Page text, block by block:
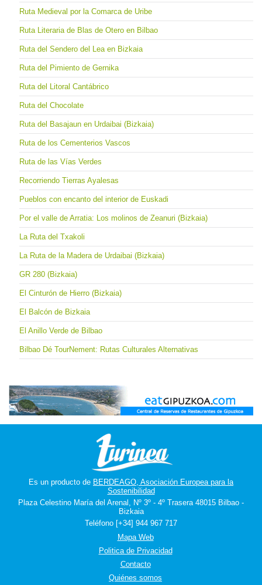
Ruta Medieval por la Comarca de Uribe
Ruta Literaria de Blas de Otero en Bilbao
Ruta del Sendero del Lea en Bizkaia
Ruta del Pimiento de Gernika
Ruta del Litoral Cantábrico
Ruta del Chocolate
Ruta del Basajaun en Urdaibai (Bizkaia)
Ruta de los Cementerios Vascos
Ruta de las Vías Verdes
Recorriendo Tierras Ayalesas
Pueblos con encanto del interior de Euskadi
Por el valle de Arratia: Los molinos de Zeanuri (Bizkaia)
La Ruta del Txakoli
La Ruta de la Madera de Urdaibai (Bizkaia)
GR 280 (Bizkaia)
El Cinturón de Hierro (Bizkaia)
El Balcón de Bizkaia
El Anillo Verde de Bilbao
Bilbao Dé TourNement: Rutas Culturales Alternativas
Es un producto de BERDEAGO, Asociación Europea para la
Sostenibilidad
Plaza Celestino María del Arenal, Nº 3º - 4º Trasera 48015 Bilbao -
Bizkaia
Teléfono [+34] 944 967 717
Mapa Web
Politica de Privacidad
Contacto
Quiénes somos